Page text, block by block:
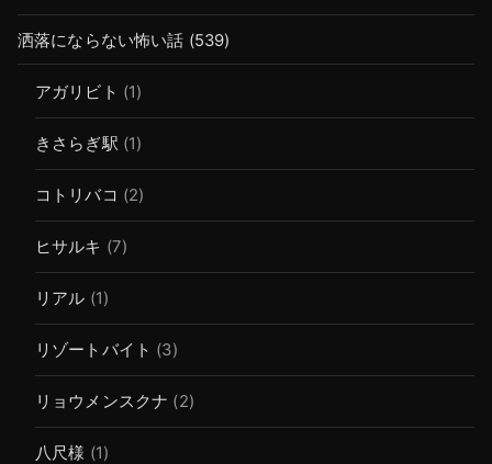
洒落にならない怖い話 (539)
アガリビト (1)
きさらぎ駅 (1)
コトリバコ (2)
ヒサルキ (7)
リアル (1)
リゾートバイト (3)
リョウメンスクナ (2)
八尺様 (1)